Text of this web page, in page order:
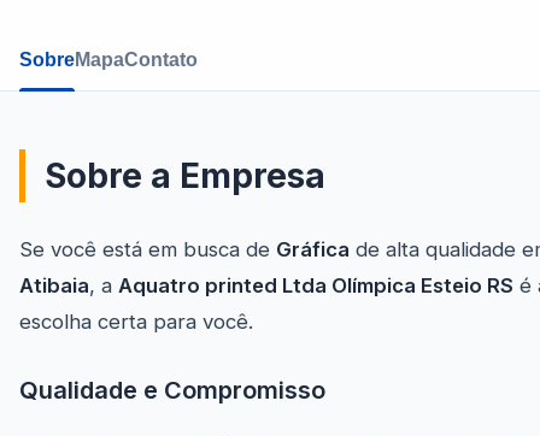
SobreMapaContato
Sobre a Empresa
Se você está em busca de Gráfica de alta qualidade
Atibaia, a Aquatro printed Ltda Olímpica Esteio RS é
escolha certa para você.
Qualidade e Compromisso